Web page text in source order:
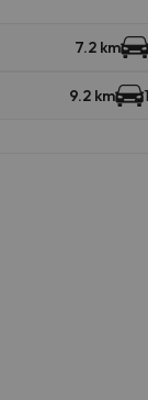
7.2 km
9.2 km